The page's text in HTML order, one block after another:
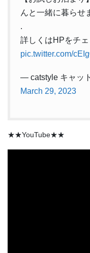
んと一緒に暮らせ
.
詳しくはHPをチェ
pic.twitter.com/
— catstyle キャッ
March 29, 2023
★★YouTube★★